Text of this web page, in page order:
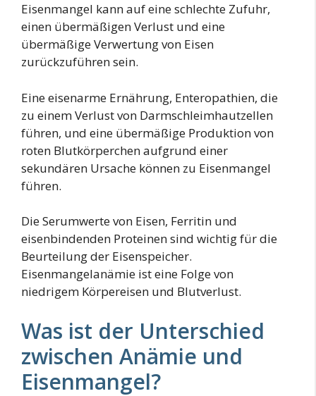
Eisenmangel kann auf eine schlechte Zufuhr,
einen übermäßigen Verlust und eine
übermäßige Verwertung von Eisen
zurückzuführen sein.
Eine eisenarme Ernährung, Enteropathien, die
zu einem Verlust von Darmschleimhautzellen
führen, und eine übermäßige Produktion von
roten Blutkörperchen aufgrund einer
sekundären Ursache können zu Eisenmangel
führen.
Die Serumwerte von Eisen, Ferritin und
eisenbindenden Proteinen sind wichtig für die
Beurteilung der Eisenspeicher.
Eisenmangelanämie ist eine Folge von
niedrigem Körpereisen und Blutverlust.
Was ist der Unterschied
zwischen Anämie und
Eisenmangel?